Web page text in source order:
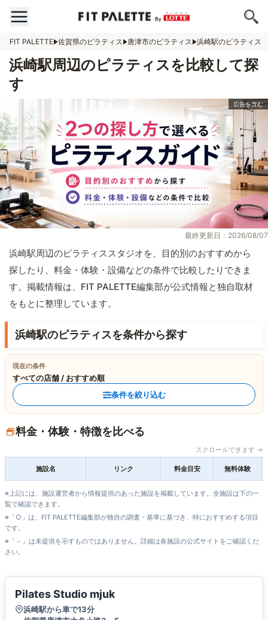
FIT PALETTE 佐賀県のピラティス 唐津市のピラティス 浜崎駅のピラティス
浜崎駅周辺のピラティスを比較して探
す
最終更新日：2026/08/07
浜崎駅周辺のピラティススタジオを、目的別のおすすめから
探したり、料金・体験・設備などの条件で比較したりできま
す。掲載情報は、FIT PALETTE編集部が公式情報と独自取材
をもとに整理しています。
浜崎駅のピラティスを条件から探す
現在の条件
すべての店舗 / おすすめ順
条件を絞り込む
料金・体験・特徴を比べる
スクロールできます →
施設名 リンク 料金目安 無料体験
※上記には、施設運営者から情報提供のあった施設を掲載しています。全施設は下の一
覧で確認できます。
※「○」は、FIT PALETTE編集部が独自の調査・基準に基づき、特におすすめする項目
です。
※「－」は未提供を示すものではありません。詳細は各施設の公式サイトをご確認くだ
さい。
Pilates Studio mjuk
浜崎駅から車で13分